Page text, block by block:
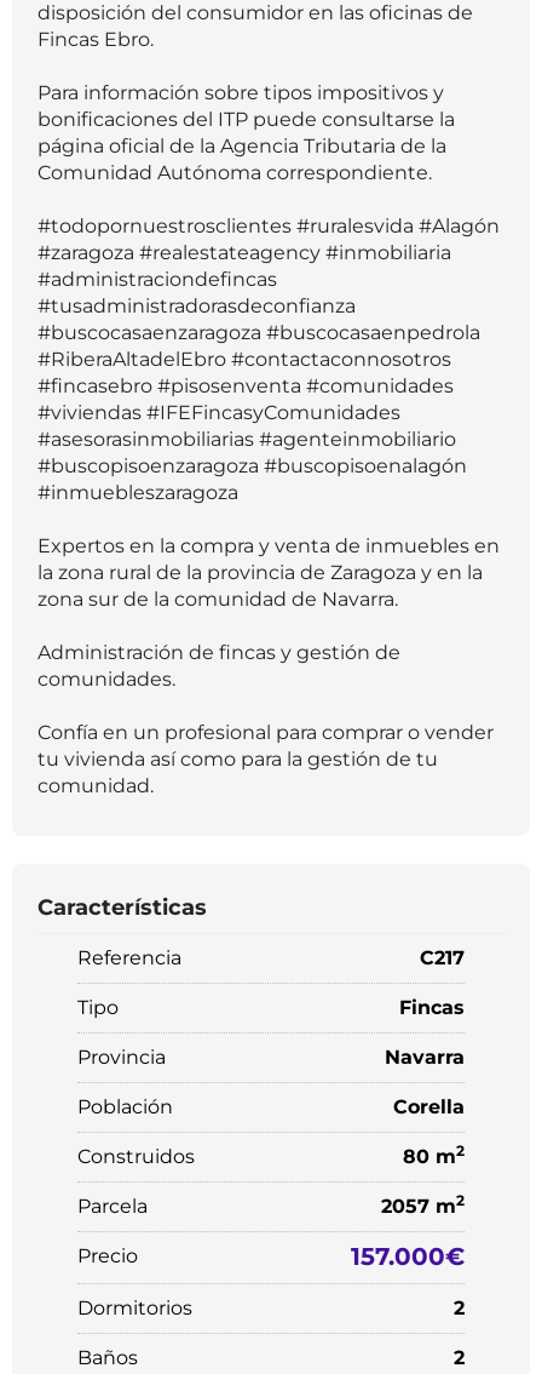
disposición del consumidor en las oficinas de
Fincas Ebro.
Para información sobre tipos impositivos y
bonificaciones del ITP puede consultarse la
página oficial de la Agencia Tributaria de la
Comunidad Autónoma correspondiente.
#todopornuestrosclientes #ruralesvida #Alagón
#zaragoza #realestateagency #inmobiliaria
#administraciondefincas
#tusadministradorasdeconfianza
#buscocasaenzaragoza #buscocasaenpedrola
#RiberaAltadelEbro #contactaconnosotros
#fincasebro #pisosenventa #comunidades
#viviendas #IFEFincasyComunidades
#asesorasinmobiliarias #agenteinmobiliario
#buscopisoenzaragoza #buscopisoenalagón
#inmuebleszaragoza
Expertos en la compra y venta de inmuebles en
la zona rural de la provincia de Zaragoza y en la
zona sur de la comunidad de Navarra.
Administración de fincas y gestión de
comunidades.
Confía en un profesional para comprar o vender
tu vivienda así como para la gestión de tu
comunidad.
Características
Referencia C217
Tipo Fincas
Provincia Navarra
Población Corella
Construidos 80 m2
Parcela 2057 m2
Precio 157.000€
Dormitorios 2
Baños 2